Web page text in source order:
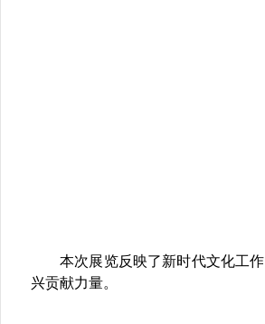
本次展览反映了新时代文化工
兴贡献力量。